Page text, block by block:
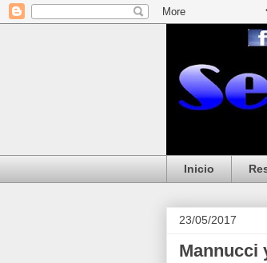
Inicio
23/05/2017
Mannucci